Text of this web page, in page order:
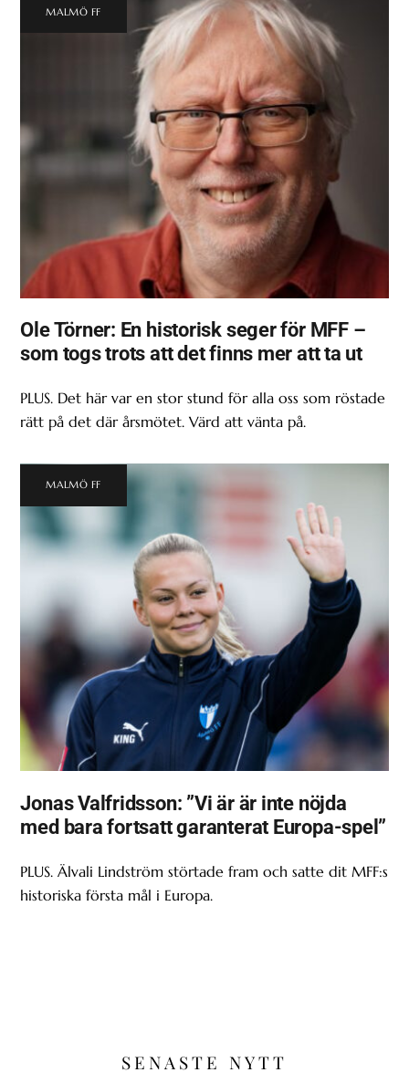
MALMÖ FF
Ole Törner: En historisk seger för MFF –
som togs trots att det finns mer att ta ut
PLUS. Det här var en stor stund för alla oss som röstade
rätt på det där årsmötet. Värd att vänta på.
MALMÖ FF
Jonas Valfridsson: ”Vi är är inte nöjda
med bara fortsatt garanterat Europa-spel”
PLUS. Älvali Lindström störtade fram och satte dit MFF:s
historiska första mål i Europa.
SENASTE NYTT